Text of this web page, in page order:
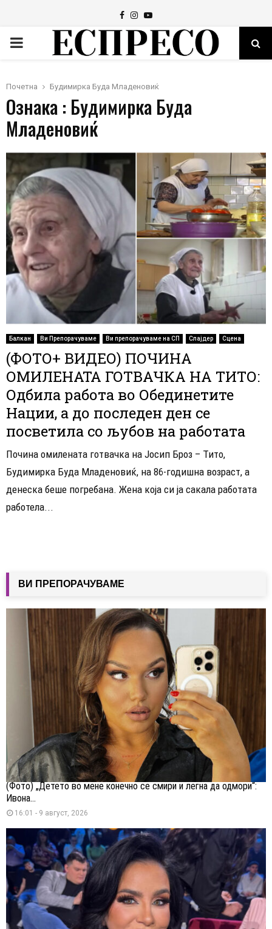
Facebook
Instagram
Youtube
PRIMARY
Почетна Будимирка Буда Младеновиќ
Ознака : Будимирка Буда
Младеновиќ
Балкан Ви Препорачуваме Ви препорачуваме на СП Слајдер Сцена
(ФОТО+ ВИДЕО) ПОЧИНА
ОМИЛЕНАТА ГОТВАЧКА НА ТИТО:
Одбила работа во Обединетите
Нации, а до последен ден се
посветила со љубов на работата
Почина омилената готвачка на Јосип Броз – Тито,
Будимирка Буда Младеновиќ, на 86-годишна возраст, а
денеска беше погребана. Жена која си ја сакала работата
работела...
ВИ ПРЕПОРАЧУВАМЕ
(Фото) „Детето во мене конечно се смири и легна да одмори“:
Ивона...
16:01 - 9 август, 2026